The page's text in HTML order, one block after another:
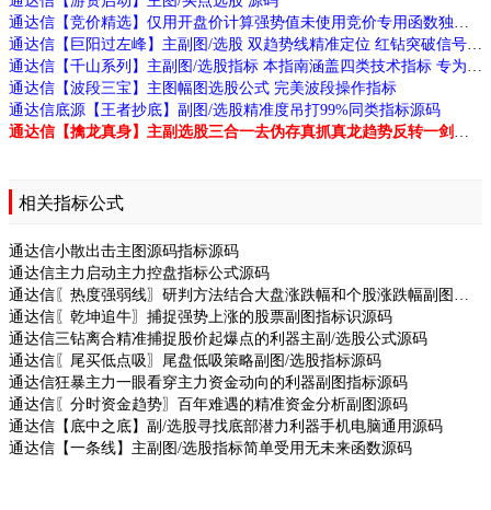
通达信【波段三宝】主图幅图选股公式 完美波段操作指标
通达信底源【王者抄底】副图/选股精准度吊打99%同类指标源码
相关指标公式
通达信小散出击主图源码指标源码
通达信主力启动主力控盘指标公式源码
通达信〖乾坤追牛〗捕捉强势上涨的股票副图指标识源码
通达信三钻离合精准捕捉股价起爆点的利器主副/选股公式源码
通达信〖尾买低点吸〗尾盘低吸策略副图/选股指标源码
通达信狂暴主力一眼看穿主力资金动向的利器副图指标源码
通达信〖分时资金趋势〗百年难遇的精准资金分析副图源码
通达信【底中之底】副/选股寻找底部潜力利器手机电脑通用源码
通达信【一条线】主副图/选股指标简单受用无未来函数源码